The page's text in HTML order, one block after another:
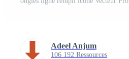
Adeel Anjum
106 192 Ressources